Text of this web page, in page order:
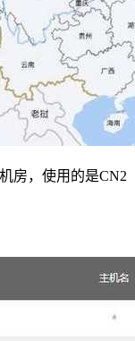
房，使用的是CN2